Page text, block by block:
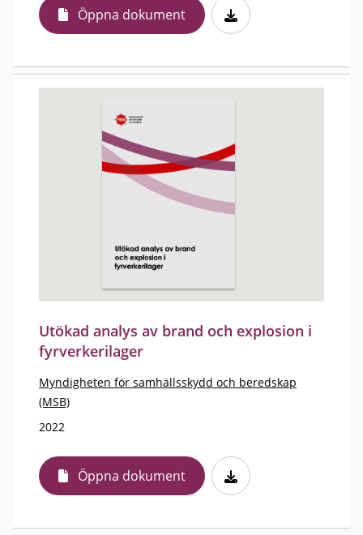
Öppna dokument
Utökad analys av brand och explosion i
fyrverkerilager
Myndigheten för samhällsskydd och beredskap
(MSB)
2022
Öppna dokument